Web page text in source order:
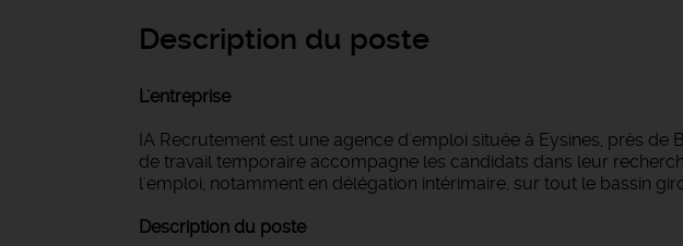
Description du poste
L'entreprise
IA Recrutement est une agence d'emploi située à Eysines, près
de travail temporaire accompagne les candidats dans leur
l'emploi, notamment en délégation intérimaire, sur tout le bassin
Description du poste